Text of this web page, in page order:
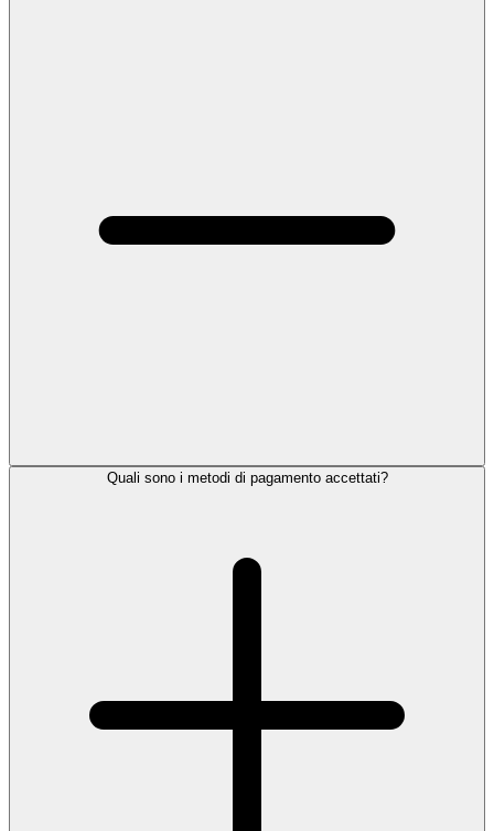
Quali sono i metodi di pagamento accettati?